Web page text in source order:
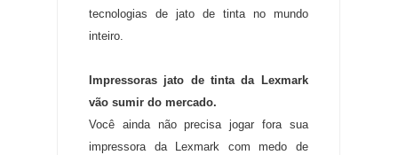
tecnologias de jato de tinta no mundo
inteiro.
Impressoras jato de tinta da Lexmark
vão sumir do mercado.
Você ainda não precisa jogar fora sua
impressora da Lexmark com medo de